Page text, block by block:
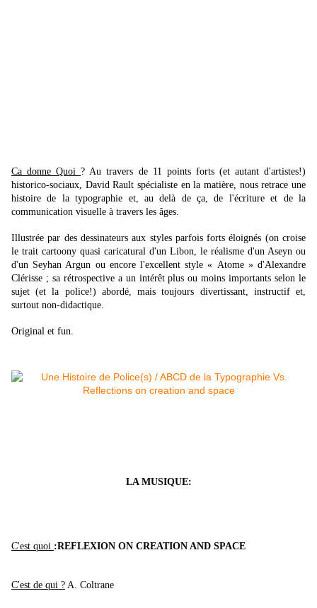
Ca donne Quoi? Au travers de 11 points forts (et autant d'artistes!)
historico-sociaux, David Rault spécialiste en la matière, nous retrace une
histoire de la typographie et, au delà de ça, de l'écriture et de la
communication visuelle à travers les âges.
Illustrée par des dessinateurs aux styles parfois forts éloignés (on croise
le trait cartoony quasi caricatural d'un Libon, le réalisme d'un Aseyn ou
d'un Seyhan Argun ou encore l'excellent style « Atome » d'Alexandre
Clérisse ; sa rétrospective a un intérêt plus ou moins importants selon le
sujet (et la police!) abordé, mais toujours divertissant, instructif et,
surtout non-didactique.
Original et fun.
LA MUSIQUE:
C'est quoi :REFLEXION ON CREATION AND SPACE
C'est de qui ? A. Coltrane